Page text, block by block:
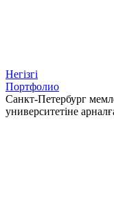
Негізгі
Портфолио
Санкт-Петербург
университетіне